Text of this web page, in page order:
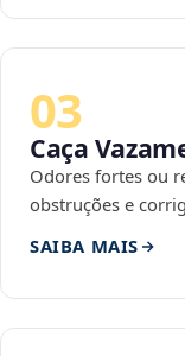
03
Caça
Odores fortes ou
obstruções e
SAIBA MAIS